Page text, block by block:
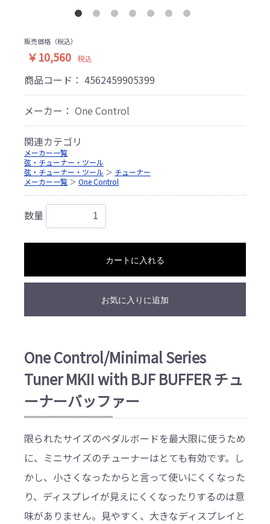
販売価格（税込）
￥10,560 税込
商品コード： 4562459905399
メーカー： One Control
関連カテゴリ
メーカー一覧
弦・チューナー・ツール
弦・チューナー・ツール ＞ チューナー
メーカー一覧 ＞ One Control
数量
カートに入れる
お気に入りに追加
One Control/Minimal Series
Tuner MKII with BJF BUFFER チュ
ーナーバッファー
限られたサイズのペダルボードを最大限に使うため
に、ミニサイズのチューナーはとても有効です。し
かし、小さくなったからと言って使いにくくなった
り、ディスプレイが見えにくくなったりするのは意
味がありません。見やすく、大きなディスプレイと